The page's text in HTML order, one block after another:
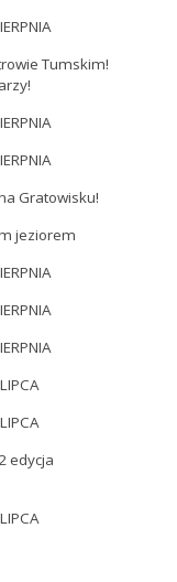
Tumskim!
Gratowisku!
jeziorem
edycja